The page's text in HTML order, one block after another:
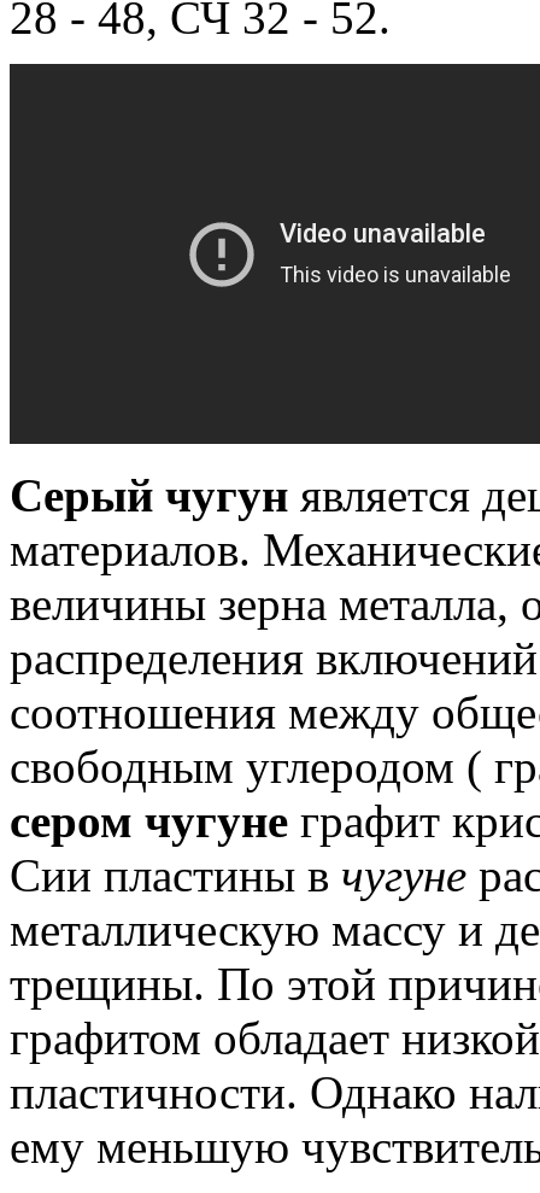
28 - 48, СЧ 32 - 52.
Серый чугун является
материалов.
величины зерна металла,
распределения
соотношения между
свободным углеродом (
сером чугуне графит
Сии пластины в чугуне
металлическую массу и
трещины. По этой
графитом обладает
пластичности. Однако
ему меньшую